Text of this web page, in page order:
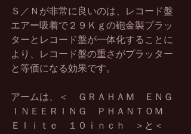
Ｓ／Ｎが非常に良いのは、レコード盤
エアー吸着で２９Ｋｇの砲金製プラッ
ターとレコード盤が一体化することに
より、レコード盤の重さがプラッター
と等価になる効果です。
アームは、＜　ＧＲＡＨＡＭ　ＥＮＧ
ＩＮＥＥＲＩＮＧ　ＰＨＡＮＴＯＭ
Ｅｌｉｔｅ　１０ｉｎｃｈ　＞と＜